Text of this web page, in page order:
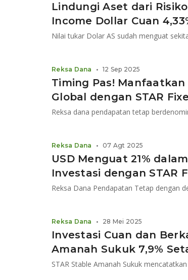
Lindungi Aset dari
Income Dollar Cuan
Nilai tukar Dolar AS sudah menguat
Timing Pas!
Global dengan STAR
Reksa Dana • 12 Sep 2025
USD Menguat 21%
Investasi dengan STAR
Reksa Dana Pendapatan Tetap dengan
Reksa Dana • 07 Agt 2025
Investasi Cuan dan
Amanah Sukuk 7,9%
Reksa Dana • 28 Mei 2025